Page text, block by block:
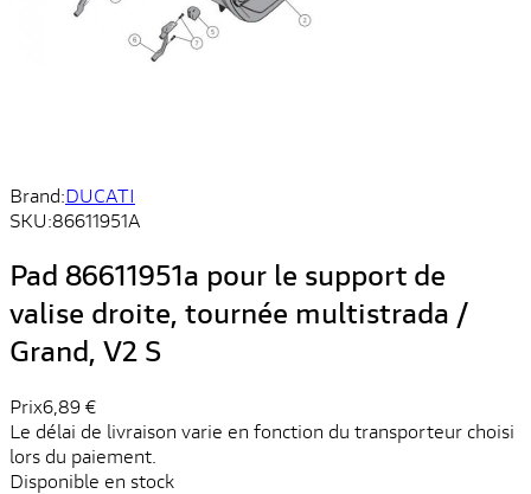
Brand:DUCATI
SKU:86611951A
Pad 86611951a pour le support de
valise droite, tournée multistrada /
Grand, V2 S
Prix6,89 €
Le délai de livraison varie en fonction du transporteur choisi
lors du paiement.
Disponible en stock